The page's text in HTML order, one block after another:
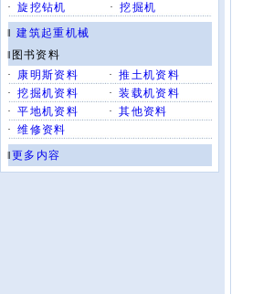
·旋挖钻机 ·挖掘机
‖建筑起重机械
‖图书资料
· 康明斯资料 ·推土机资料
·挖掘机资料 ·装载机资料
·平地机资料 ·其他资料
·维修资料
‖更多内容